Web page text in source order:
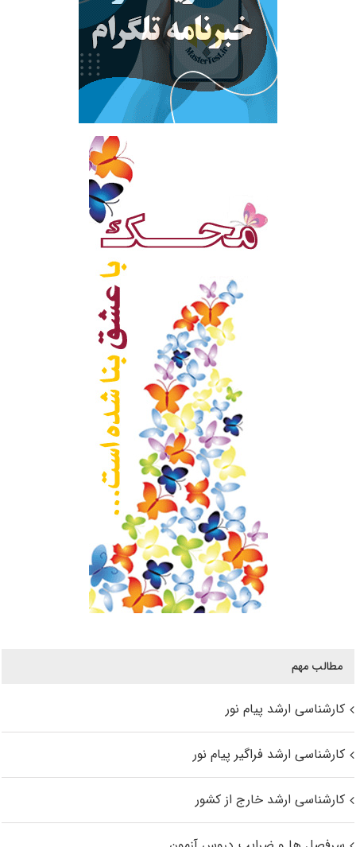
مطالب مهم
کارشناسی ارشد پیام نور
کارشناسی ارشد فراگیر پیام نور
کارشناسی ارشد خارج از کشور